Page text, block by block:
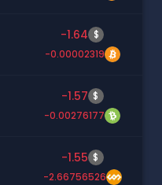
-1.64 $
-0.00002319
-1.57 $
-0.00276177
-1.55 $
-2.66756526